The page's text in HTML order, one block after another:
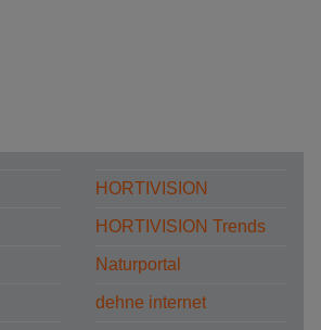
HORTIVISION
HORTIVISION Trends
Naturportal
dehne internet